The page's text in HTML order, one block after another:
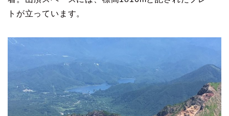
トが立っています。